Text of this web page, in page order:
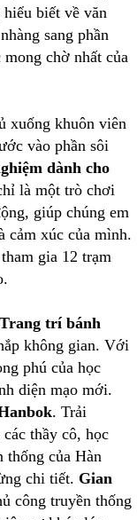
biết về văn
sang phần
chờ nhất của
xuống khuôn viên
vào phần sôi
dành cho
là một trò chơi
giúp chúng em
cảm xúc của mình.
gia 12 trạm
Trang trí bánh
không gian. Với
phú của học
diện mạo mới.
. Trải
thầy cô, học
thống của Hàn
chi tiết. Gian
công truyền thống